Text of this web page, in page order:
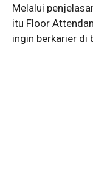
Melalui
itu Floor
ingin berkarier di